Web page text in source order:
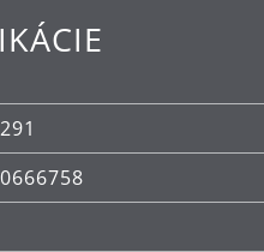
v prémiovej kvalite.